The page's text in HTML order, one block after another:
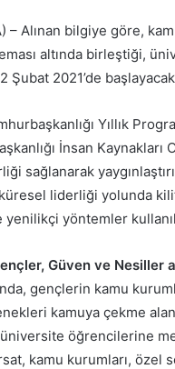
– Alınan bilgiye göre,
altında birleştiği,
Şubat 2021’de
Yıllık
İnsan Kaynakları
sağlanarak
liderliği yolunda
yenilikçi yöntemler
Güven ve Nesiller
gençlerin kamu
kamuya çekme
öğrencilerine
kamu kurumları,